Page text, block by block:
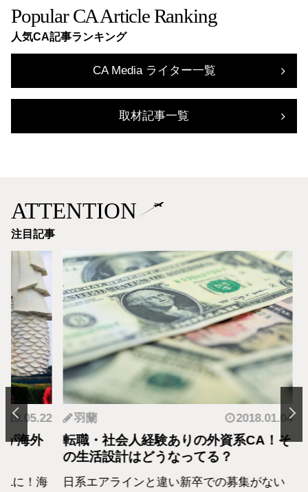
Popular CA Article Ranking
人気CA記事ランキング
CA Media ライター一覧
取材記事一覧
ATTENTION
注目記事
外
海
羽蘭 2018.01.04
転職・社会人経験ありの外資系CA！そ
の生活設計はどうなってる？
日系エアラインと違い新卒での募集がない
神
転
終身